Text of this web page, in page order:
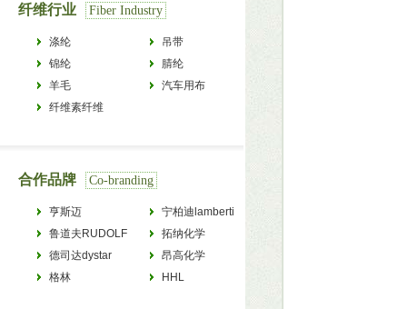
纤维行业 Fiber Industry
涤纶
吊带
锦纶
腈纶
羊毛
汽车用布
纤维素纤维
合作品牌 Co-branding
亨斯迈
HUNTSMAN
宁柏迪lamberti
鲁道夫RUDOLF
拓纳化学
tanatexchemicals
德司达dystar
昂高化学
archroma
格林 HHL